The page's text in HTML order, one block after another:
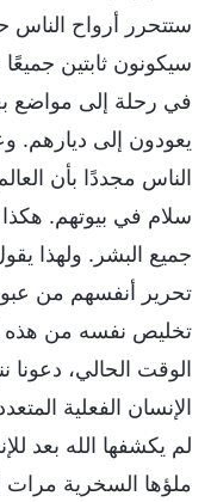
ستتحرر أرواح
سيكونون ثابتين
في رحلة إلى مواضع
يعودون إلى ديارهم.
الناس مجددًا بأن
سلام في بيوتهم.
جميع البشر. ولهذا
تحرير أنفسهم من
تخليص نفسه من هذه
الوقت الحالي، دعونا
الإنسان الفعلية
لم يكشفها الله بعد
ملؤها السخرية